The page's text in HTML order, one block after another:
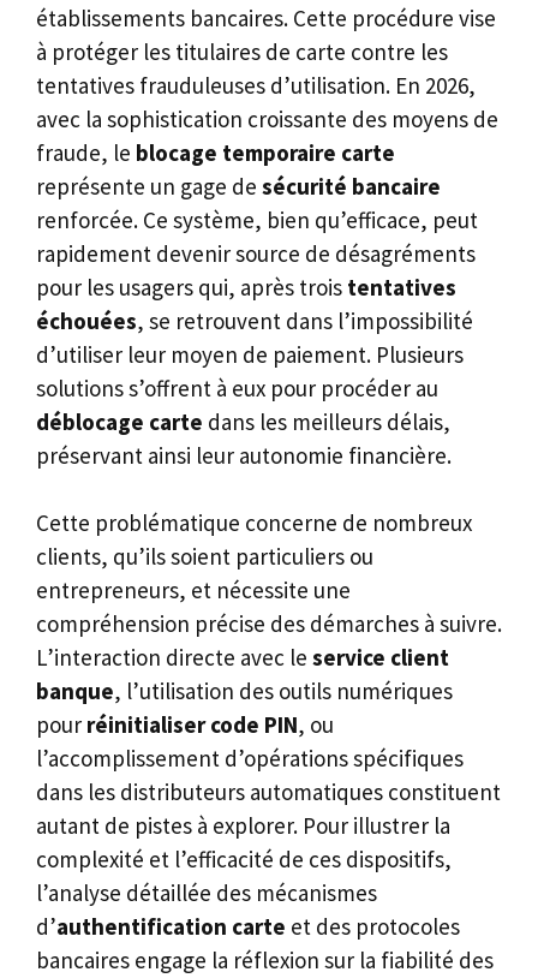
établissements bancaires. Cette procédure vise
à protéger les titulaires de carte contre les
tentatives frauduleuses d’utilisation. En 2026,
avec la sophistication croissante des moyens de
fraude, le blocage temporaire carte
représente un gage de sécurité bancaire
renforcée. Ce système, bien qu’efficace, peut
rapidement devenir source de désagréments
pour les usagers qui, après trois tentatives
échouées, se retrouvent dans l’impossibilité
d’utiliser leur moyen de paiement. Plusieurs
solutions s’offrent à eux pour procéder au
déblocage carte dans les meilleurs délais,
préservant ainsi leur autonomie financière.
Cette problématique concerne de nombreux
clients, qu’ils soient particuliers ou
entrepreneurs, et nécessite une
compréhension précise des démarches à suivre.
L’interaction directe avec le service client
banque, l’utilisation des outils numériques
pour réinitialiser code PIN, ou
l’accomplissement d’opérations spécifiques
dans les distributeurs automatiques constituent
autant de pistes à explorer. Pour illustrer la
complexité et l’efficacité de ces dispositifs,
l’analyse détaillée des mécanismes
d’authentification carte et des protocoles
bancaires engage la réflexion sur la fiabilité des